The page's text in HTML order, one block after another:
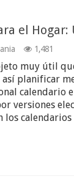
el
1,481
muy útil
así planificar
calendario
versiones
los